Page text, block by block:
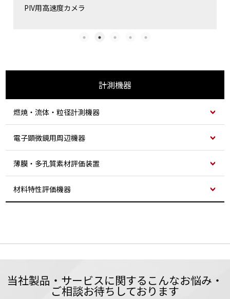
PIV用高速度カメラ
計測機器
燃焼・流体・粒径計測機器
電子顕微鏡用周辺機器
薄膜・多孔質素材評価装置
材料特性評価機器
当社製品・サービスに関するこんなお悩み・
ご相談お待ちしております